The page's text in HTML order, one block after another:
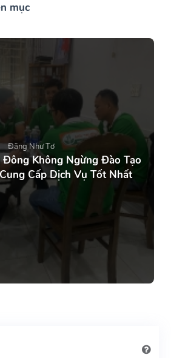
mục
Đặng Như Tơ
Đông Không Ngừng Đào Tạo
Cấp Dịch Vụ Tốt Nhất